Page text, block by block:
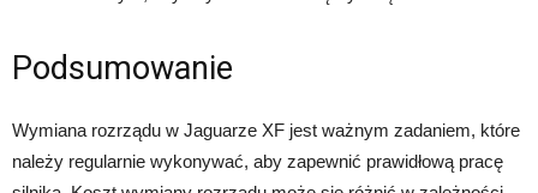
Podsumowanie
Wymiana rozrządu w Jaguarze XF jest ważnym zadaniem, które
należy regularnie wykonywać, aby zapewnić prawidłową pracę